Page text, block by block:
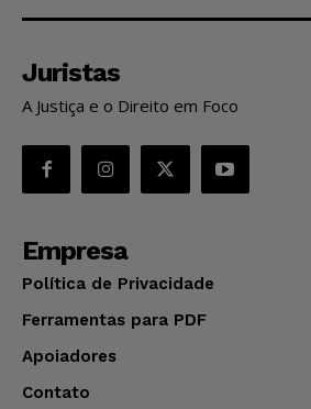
Juristas
A Justiça e o Direito em Foco
Empresa
Política de Privacidade
Ferramentas para PDF
Apoiadores
Contato